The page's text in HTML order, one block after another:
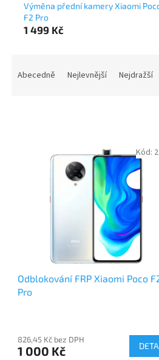
Výměna přední kamery Xiaomi
F2 Pro
1 499 Kč
Abecedně Nejlevnější Nejdražší
Odblokování FRP Xiaomi Poco
Pro
826,45 Kč bez DPH
1 000 Kč
Kód: